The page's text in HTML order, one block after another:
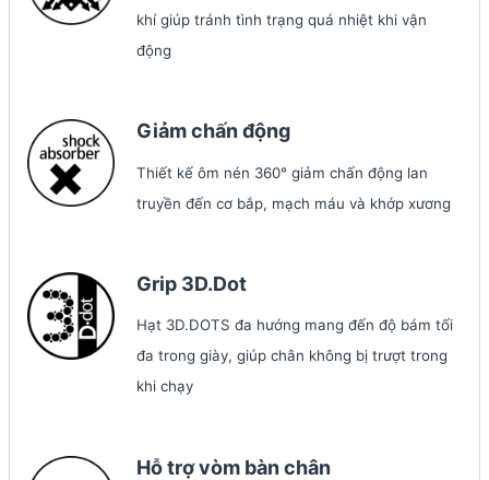
khí giúp tránh tình trạng quá nhiệt khi vận
động
Giảm chấn động
Thiết kế ôm nén 360° giảm chấn động lan
truyền đến cơ bắp, mạch máu và khớp xương
Grip 3D.Dot
Hạt 3D.DOTS đa hướng mang đến độ bám tối
đa trong giày, giúp chân không bị trượt trong
khi chạy
Hỗ trợ vòm bàn chân